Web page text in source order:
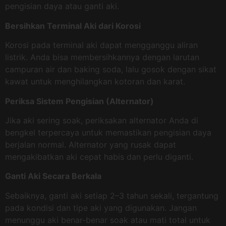
pengisian daya atau ganti aki.
Bersihkan Terminal Aki dari Korosi
Korosi pada terminal aki dapat mengganggu aliran
listrik. Anda bisa membersihkannya dengan larutan
campuran air dan baking soda, lalu gosok dengan sikat
kawat untuk menghilangkan kotoran dan karat.
Periksa Sistem Pengisian (Alternator)
Jika aki sering soak, periksakan alternator Anda di
bengkel terpercaya untuk memastikan pengisian daya
berjalan normal. Alternator yang rusak dapat
mengakibatkan aki cepat habis dan perlu diganti.
Ganti Aki Secara Berkala
Sebaiknya, ganti aki setiap 2–3 tahun sekali, tergantung
pada kondisi dan tipe aki yang digunakan. Jangan
menunggu aki benar-benar soak atau mati total untuk